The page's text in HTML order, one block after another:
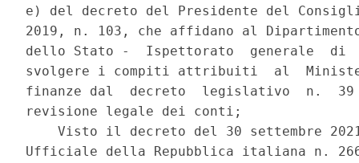
e) del decreto del Presidente del
2019, n. 103, che affidano al
dello Stato -  Ispettorato  generale  di
svolgere i compiti attribuiti  al
finanze dal  decreto  legislativo  n.
revisione legale dei conti;
Visto il decreto del 30 settembre
Ufficiale della Repubblica italiana n.